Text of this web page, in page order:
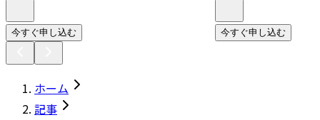
今すぐ申し込む 今すぐ申し込む
ホーム
記事